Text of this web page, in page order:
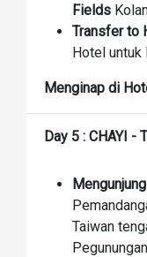
Fields
Transfer to
Hotel untuk
Menginap di
Day 5 : CHAYI -
Taiwan